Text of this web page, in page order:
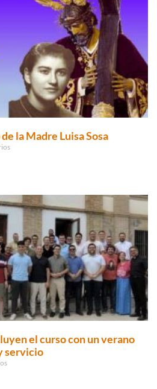
la Madre Luisa Sosa
el curso con un verano
servicio